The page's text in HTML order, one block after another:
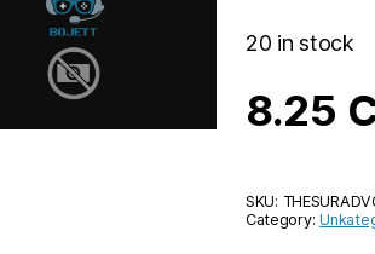
20 in stock
8.25
SKU:
Category: